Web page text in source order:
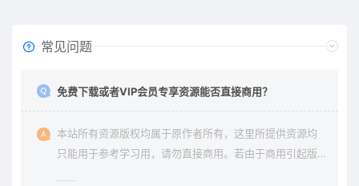
常见问题
免费下载或者VIP会员专享资源能否直接商用？
本站所有资源版权均属于原作者所有，这里所提供资源均
只能用于参考学习用，请勿直接商用。若由于商用引起版